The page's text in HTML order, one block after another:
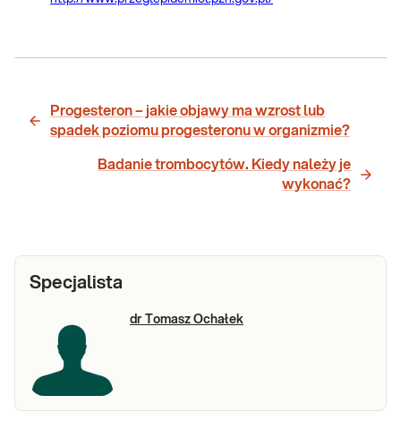
Progesteron – jakie objawy ma wzrost lub
spadek poziomu progesteronu w organizmie?
Badanie trombocytów. Kiedy należy je
wykonać?
Specjalista
dr Tomasz Ochałek